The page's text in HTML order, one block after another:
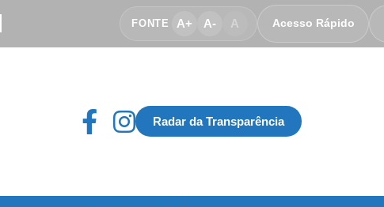
FONTE A+ A- A Acesso Rápido
Radar da Transparência